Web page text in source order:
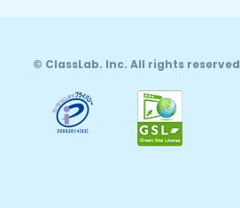
© ClassLab. Inc. All rights reserved